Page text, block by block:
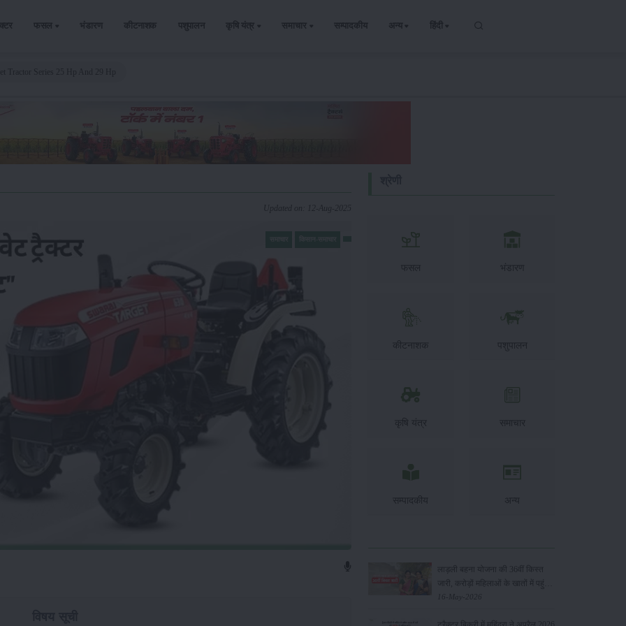
फसल भंडारण कीटनाशक पशुपालन कृषि यंत्र समाचार सम्पादकीय अन्य हिंदी
Updated on: 12-Aug-2025
फसल भंडारण
कीटनाशक पशुपालन
कृषि यंत्र समाचार
सम्पादकीय अन्य
लाड़ली बहना योजना की 36वीं किस्त
जारी, करोड़ों महिलाओं के खातों में पहुंचे
1500 रुपये
16-May-2026